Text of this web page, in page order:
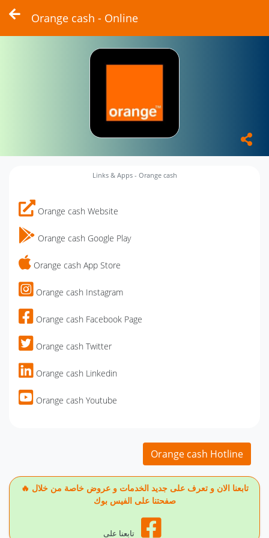
Orange cash - Online
Links & Apps - Orange cash
Orange cash Website
Orange cash Google Play
Orange cash App Store
Orange cash Instagram
Orange cash Facebook Page
Orange cash Twitter
Orange cash Linkedin
Orange cash Youtube
Orange cash Hotline
🔥 تابعنا الان و تعرف على جديد الخدمات و عروض خاصة من خلال
صفحتنا على الفيس بوك
تابعنا على